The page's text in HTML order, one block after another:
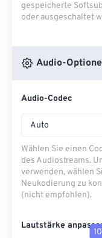
gespeicherte
oder ausgeschaltet
Audio-
Audio-Codec
Auto
Wählen Sie einen
des Audiostreams.
verwenden, wählen
Neukodierung zu
(nicht empfohlen).
Lautstärke